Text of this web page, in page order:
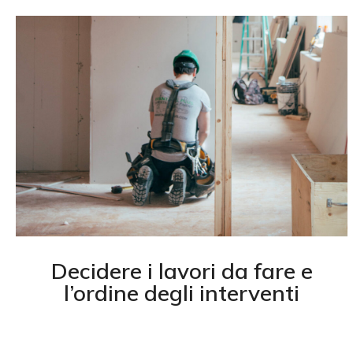
Decidere i lavori da fare e
l’ordine degli interventi